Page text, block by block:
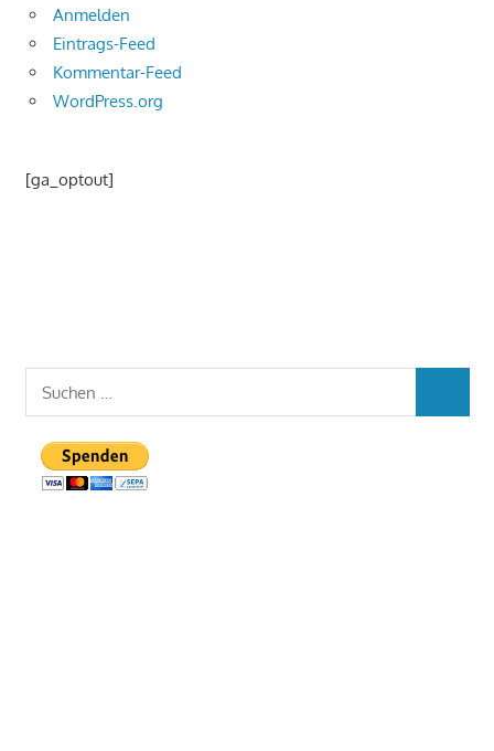
Anmelden
Eintrags-Feed
Kommentar-Feed
WordPress.org
[ga_optout]